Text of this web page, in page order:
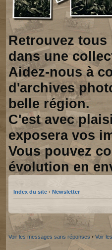
Retrouvez
dans une
Aidez-nous à
d'archives
belle région.
C'est avec
exposera vos
Vous pouvez
évolution en
Index du site ‹ Newsletter
Voir les messages sans réponses • Voir